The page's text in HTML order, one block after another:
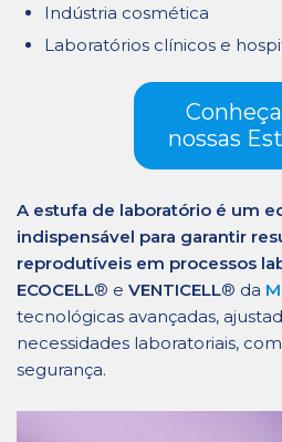
Indústria cosmética
Laboratórios clínicos e
nossas
A estufa de laboratório é um
indispensável para garantir
reprodutíveis em processos
ECOCELL® e VENTICELL® da
tecnológicas avançadas,
necessidades laboratoriais,
segurança.